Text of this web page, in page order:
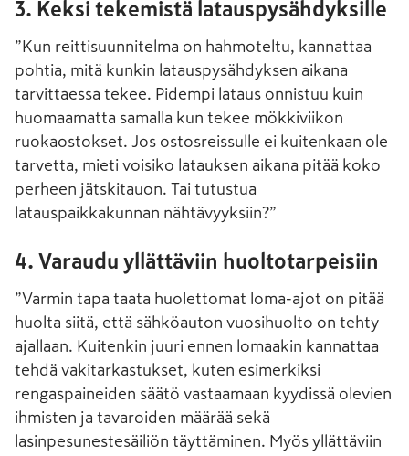
3. Keksi tekemistä latauspysähdyksille
”Kun reittisuunnitelma on hahmoteltu, kannattaa
pohtia, mitä kunkin latauspysähdyksen aikana
tarvittaessa tekee. Pidempi lataus onnistuu kuin
huomaamatta samalla kun tekee mökkiviikon
ruokaostokset. Jos ostosreissulle ei kuitenkaan ole
tarvetta, mieti voisiko latauksen aikana pitää koko
perheen jätskitauon. Tai tutustua
latauspaikkakunnan nähtävyyksiin?”
4. Varaudu yllättäviin huoltotarpeisiin
”Varmin tapa taata huolettomat loma-ajot on pitää
huolta siitä, että sähköauton vuosihuolto on tehty
ajallaan. Kuitenkin juuri ennen lomaakin kannattaa
tehdä vakitarkastukset, kuten esimerkiksi
rengaspaineiden säätö vastaamaan kyydissä olevien
ihmisten ja tavaroiden määrää sekä
lasinpesunestesäiliön täyttäminen. Myös yllättäviin